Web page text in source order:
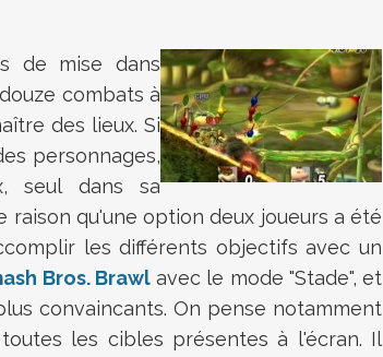
de mise dans
combats à
des lieux. Si
personnages,
seul dans sa
qu'une option deux joueurs a été
les différents objectifs avec un
Bros. Brawlavec le mode "Stade", et
convaincants. On pense notamment
les cibles présentes à l'écran. Il